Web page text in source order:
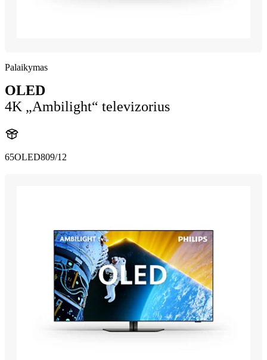
Palaikymas
OLED
4K „Ambilight“ televizorius
65OLED809/12